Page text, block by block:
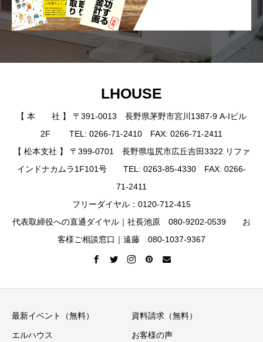
LHOUSE
【 本 社 】 〒391-0013 長野県茅野市宮川1387-9 A-Iビル
2F TEL: 0266-71-2410 FAX: 0266-71-2411
【 松本支社 】 〒399-0701 長野県塩尻市広丘吉田3322 リファ
インドナカムラ1F101号 TEL: 0263-85-4330 FAX: 0266-
71-2411
フリーダイヤル：0120-712-415
代表取締役への直通ダイヤル｜社長池原 080-9202-0539 お
客様ご相談窓口｜遠藤 080-1037-9367
最新イベント（無料） 資料請求（無料）
エルハウス お客様の声